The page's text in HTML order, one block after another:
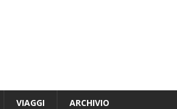
VIAGGI
ARCHIVIO